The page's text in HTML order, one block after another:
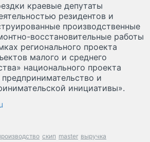
краевые депутаты
резидентов и
производственные
восстановительные работы
регионального проекта
малого и среднего
национального проекта
и
инициативы».
скип master выручка